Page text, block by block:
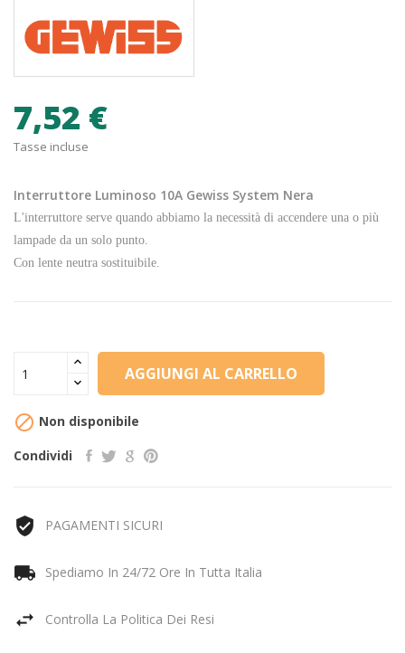
7,52 €
Tasse incluse
Interruttore Luminoso 10A Gewiss System Nera
L'interruttore serve quando abbiamo la necessità di accendere una o più
lampade da un solo punto.
Con lente neutra sostituibile.
AGGIUNGI AL CARRELLO
 Non disponibile
Condividi
PAGAMENTI SICURI
Spediamo In 24/72 Ore In Tutta Italia
Controlla La Politica Dei Resi